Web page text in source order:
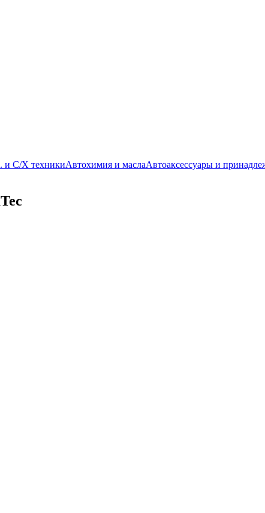
и С/Х техникиАвтохимия и маслаАвтоаксессуары и